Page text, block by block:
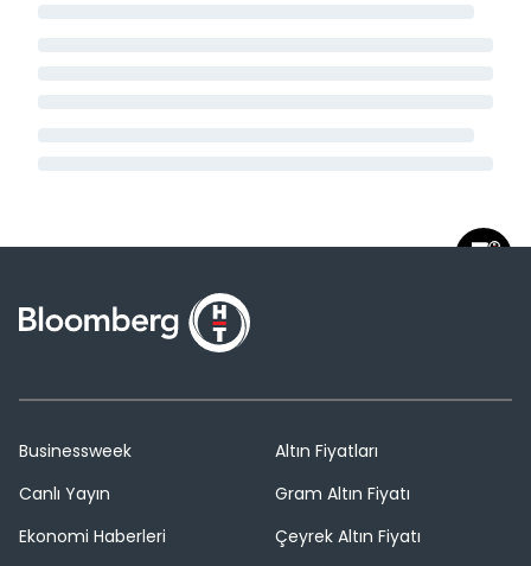
Businessweek
Canlı Yayın
Ekonomi Haberleri
Altın Fiyatları
Gram Altın Fiyatı
Çeyrek Altın Fiyatı